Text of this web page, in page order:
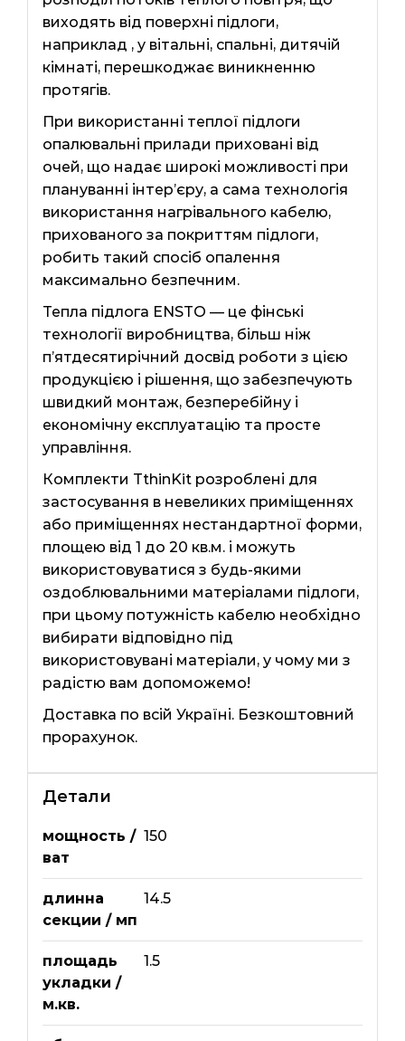
виходять від поверхні підлоги,
наприклад , у вітальні, спальні, дитячій
кімнаті, перешкоджає виникненню
протягів.
При використанні теплої підлоги
опалювальні прилади приховані від
очей, що надає широкі можливості при
плануванні інтер’єру, а сама технологія
використання нагрівального кабелю,
прихованого за покриттям підлоги,
робить такий спосіб опалення
максимально безпечним.
Тепла підлога ENSTO — це фінські
технології виробництва, більш ніж
п’ятдесятирічний досвід роботи з цією
продукцією і рішення, що забезпечують
швидкий монтаж, безперебійну і
економічну експлуатацію та просте
управління.
Комплекти TthinKit розроблені для
застосування в невеликих приміщеннях
або приміщеннях нестандартної форми,
площею від 1 до 20 кв.м. і можуть
використовуватися з будь-якими
оздоблювальними матеріалами підлоги,
при цьому потужність кабелю необхідно
вибирати відповідно під
використовувані матеріали, у чому ми з
радістю вам допоможемо!
Доставка по всій Україні. Безкоштовний
прорахунок.
Детали
мощность /
ват
150
длинна
секции / мп
14.5
площадь
укладки /
м.кв.
1.5